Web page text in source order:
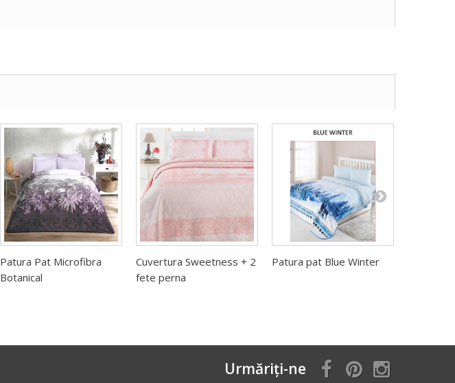
Patura Pat Microfibra
Botanical
Cuvertura Sweetness + 2
fete perna
Patura pat Blue Winter
Urmăriți-ne